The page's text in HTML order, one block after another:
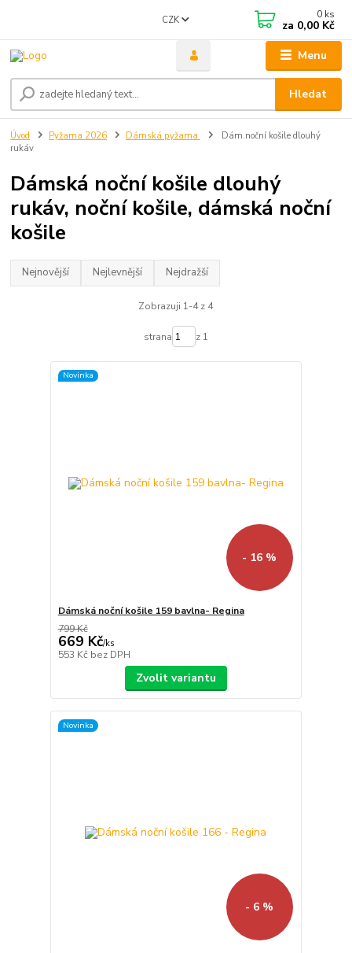
Menu
CZK
Hledat
0 ks
za 0,00 Kč
Úvod Pyžama 2026 Dámská pyžama
Dám.noční košile dlouhý
rukáv
Dámská noční košile dlouhý
rukáv, noční košile, dámská noční
košile
Nejnovější Nejlevnější Nejdražší
Zobrazuji 1-4 z 4
strana z 1
Novinka
- 16 %
Dámská noční košile 159 bavlna- Regina
799 Kč
669 Kč/ks
553 Kč bez DPH
Zvolit variantu
Novinka
- 6 %